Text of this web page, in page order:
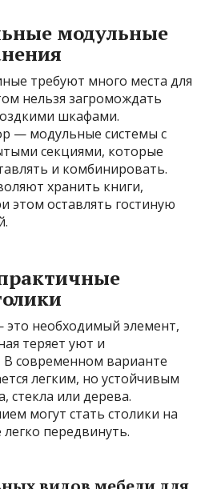
модульные
требуют много места для
нельзя загромождать
шкафами.
— модульные системы с
секциями, которые
и комбинировать.
хранить книги,
этом оставлять гостиную
необходимый элемент,
теряет уют и
В современном варианте
легким, но устойчивым
стекла или дерева.
могут стать столики на
передвинуть.